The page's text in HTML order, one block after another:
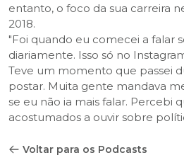
entanto, o foco da sua carreira
2018.
"Foi quando eu comecei a falar
diariamente. Isso só no
Teve um momento que passei
postar. Muita gente mandava
se eu não ia mais falar. Percebi
acostumados a ouvir sobre
Voltar para os Podcasts